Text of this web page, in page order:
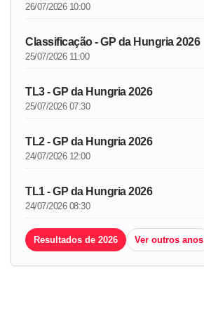
26/07/2026 10:00
Classificação - GP da Hungria 2026
25/07/2026 11:00
TL3 - GP da Hungria 2026
25/07/2026 07:30
TL2 - GP da Hungria 2026
24/07/2026 12:00
TL1 - GP da Hungria 2026
24/07/2026 08:30
Resultados de 2026 Ver outros anos